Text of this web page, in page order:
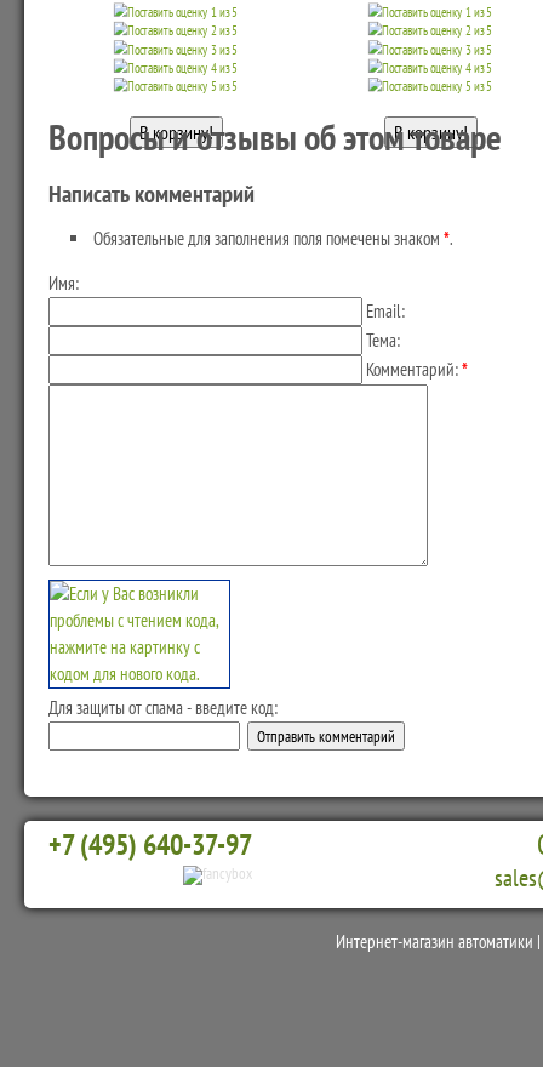
Вопросы и отзывы об этом товаре
Написать комментарий
Обязательные для заполнения поля помечены знаком *.
Имя:
Email:
Тема:
Комментарий:*
Для защиты от спама - введите код:
+7 (495) 640-37-97
Интернет-магазин